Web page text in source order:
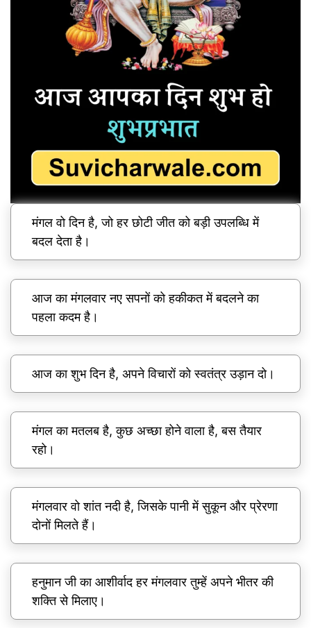
मंगल वो दिन है, जो हर छोटी जीत को बड़ी उपलब्धि में
बदल देता है।
आज का मंगलवार नए सपनों को हकीकत में बदलने का
पहला कदम है।
आज का शुभ दिन है, अपने विचारों को स्वतंत्र उड़ान दो।
मंगल का मतलब है, कुछ अच्छा होने वाला है, बस तैयार
रहो।
मंगलवार वो शांत नदी है, जिसके पानी में सुकून और प्रेरणा
दोनों मिलते हैं।
हनुमान जी का आशीर्वाद हर मंगलवार तुम्हें अपने भीतर की
शक्ति से मिलाए।